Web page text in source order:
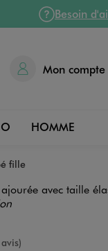
Besoin
Mon compte
HOMME
fille
avec taille